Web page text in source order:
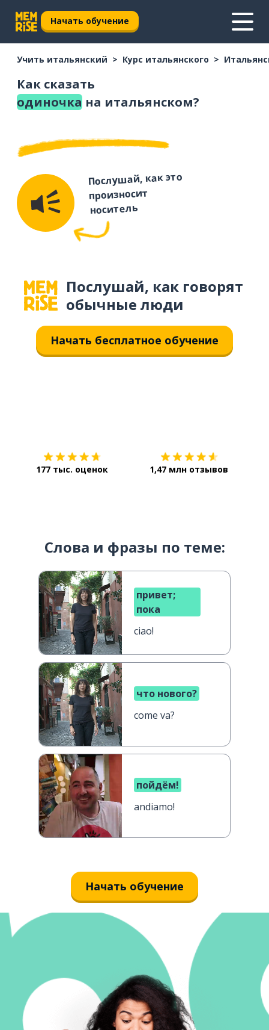
Начать обучение
Учить итальянский Курс итальянского
Как сказать
одиночка на итальянском?
Послушай, как это
произносит
носитель
Послушай, как говорят
обычные люди
Начать бесплатное обучение
177 тыс. оценок 1,47 млн отзывов
Слова и фразы по теме:
привет;
пока
ciao!
что нового?
come va?
пойдём!
andiamo!
Начать обучение